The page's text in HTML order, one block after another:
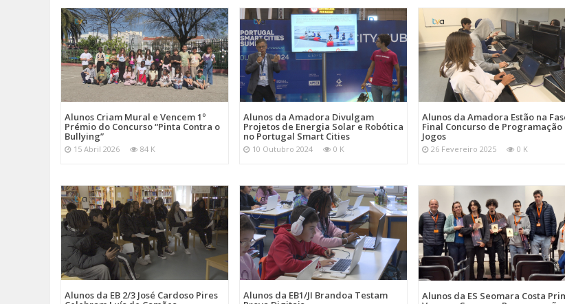
Alunos Criam Mural e Vencem 1º
Prémio do Concurso “Pinta Contra o
Bullying”
15 Abril 2026 84 K
Alunos da Amadora Divulgam
Projetos de Energia Solar e Robótica
no Portugal Smart Cities
10 Outubro 2024 0 K
Alunos da Amadora Estão na
Final Concurso de Programação
Jogos
26 Fevereiro 2025 0 K
Alunos da EB 2/3 José Cardoso Pires Alunos da EB1/JI Brandoa Testam Alunos da ES Seomara Costa